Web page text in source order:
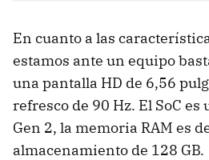
En cuanto a las
estamos ante un equipo
una pantalla HD de 6,56
refresco de 90 Hz. El SoC
Gen 2, la memoria RAM es
almacenamiento de 128 GB.